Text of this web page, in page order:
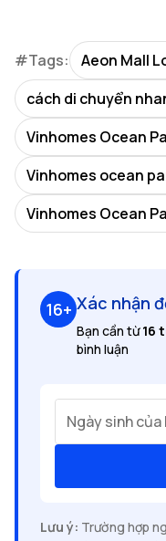
#Tags:
Aeon Mall
cách di chuyển
Vinhomes Ocean
Vinhomes ocean
Vinhomes Ocean
16+ Xác nhận
Bạn cần từ16
bình luận
Ngày sinh của
Lưu ý: Trường hợp